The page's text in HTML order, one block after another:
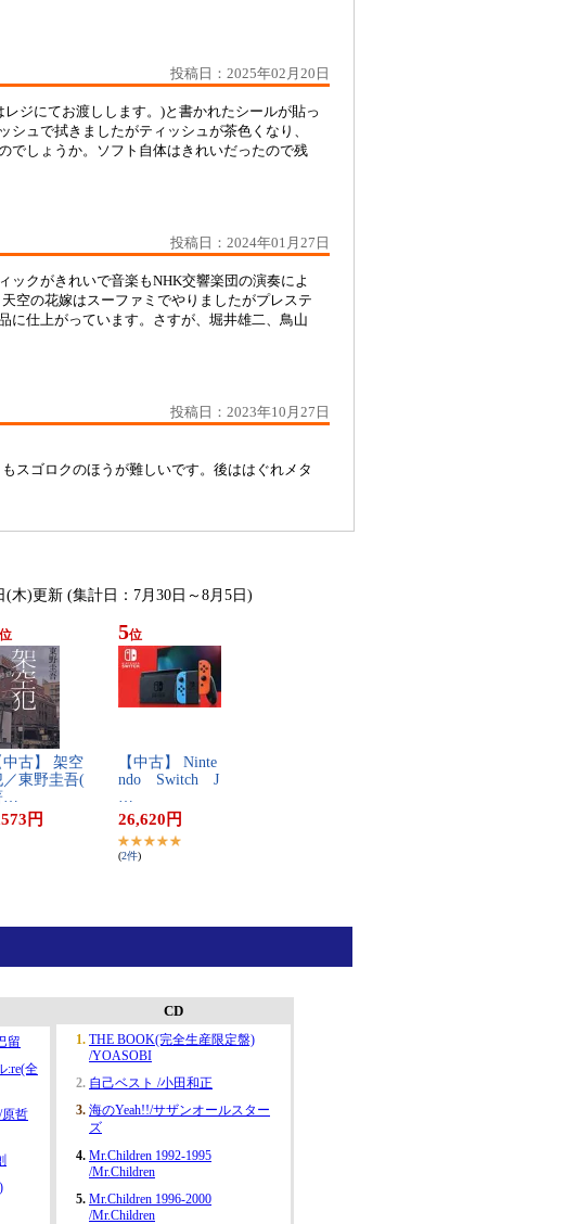
投稿日：2025年02月20日
ジにてお渡しします。)と書かれたシールが貼っ
ュで拭きましたがティッシュが茶色くなり、
でしょうか。ソフト自体はきれいだったので残
投稿日：2024年01月27日
ックがきれいで音楽もNHK交響楽団の演奏によ
空の花嫁はスーファミでやりましたがプレステ
に仕上がっています。さすが、堀井雄二、鳥山
投稿日：2023年10月27日
スゴロクのほうが難しいです。後ははぐれメタ
(木)更新 (集計日：7月30日～8月5日)
位
中​古​】​ ​架​空​
／​東​野​圭​吾​(​
​…
円
5位
【​中​古​】​ ​N​i​n​t​e​
n​d​o​ ​S​w​i​t​c​h​ ​J​
…
26,620 円
(2件)
留
:re(全
哲
CD
THE BOOK(完全生産限定盤)
/YOASOBI
自己ベスト /小田和正
海のYeah!!/サザンオールスター
ズ
Mr.Children 1992-1995
/Mr.Children
Mr.Children 1996-2000
/Mr.Children